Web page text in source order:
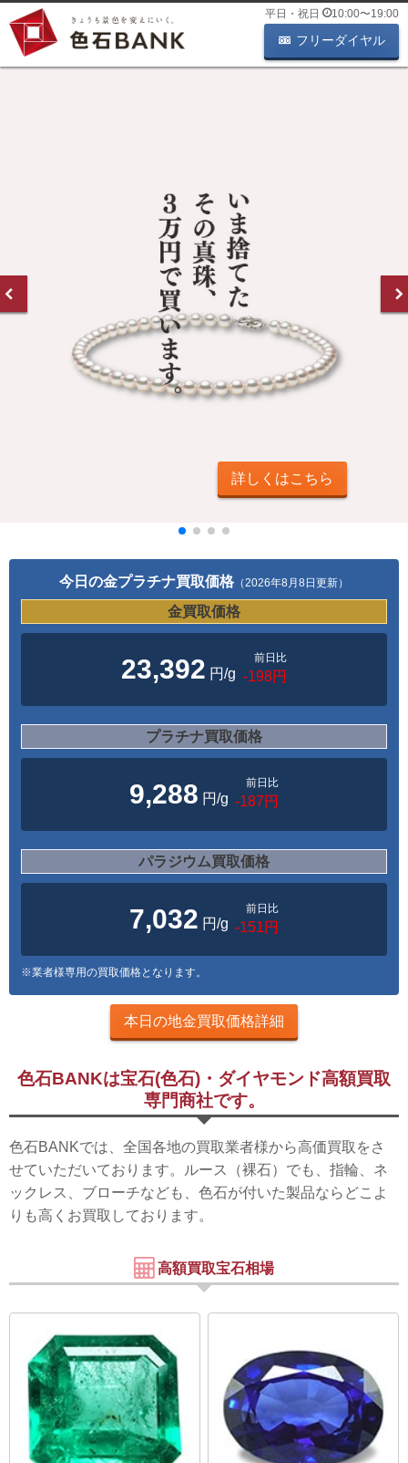
平日・祝日 10:00〜19:00
フリーダイヤル
今日の金プラチナ買取価格 （2026年8月8日更新）
金買取価格
23,392 円/g
前日比
-198円
プラチナ買取価格
9,288 円/g
前日比
-187円
パラジウム買取価格
7,032 円/g
前日比
-151円
※業者様専用の買取価格となります。
本日の地金買取価格詳細
色石BANKは宝石(色石)・ダイヤモンド高額買取
専門商社です。
色石BANKでは、全国各地の買取業者様から高価買取をさ
せていただいております。ルース（裸石）でも、指輪、ネ
ックレス、ブローチなども、色石が付いた製品ならどこよ
りも高くお買取しております。
高額買取宝石相場